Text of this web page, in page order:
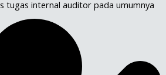
tugas internal auditor pada umumnya